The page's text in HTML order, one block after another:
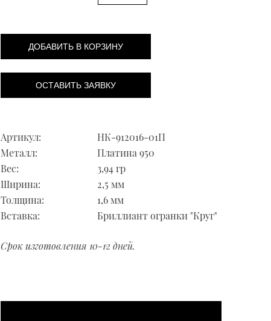
ДОБАВИТЬ В КОРЗИНУ
ОСТАВИТЬ ЗАЯВКУ
Артикул:
НК-912016-01П
Металл:
Платина 950
Вес:
3,94 гр
Ширина:
2,5 мм
Толщина:
1,6 мм
Вставка:
Бриллиант огранки "Круг"
Срок изготовления 10-12 дней.